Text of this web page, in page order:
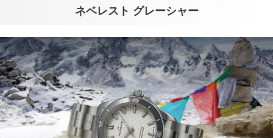
ネベレスト グレーシャー